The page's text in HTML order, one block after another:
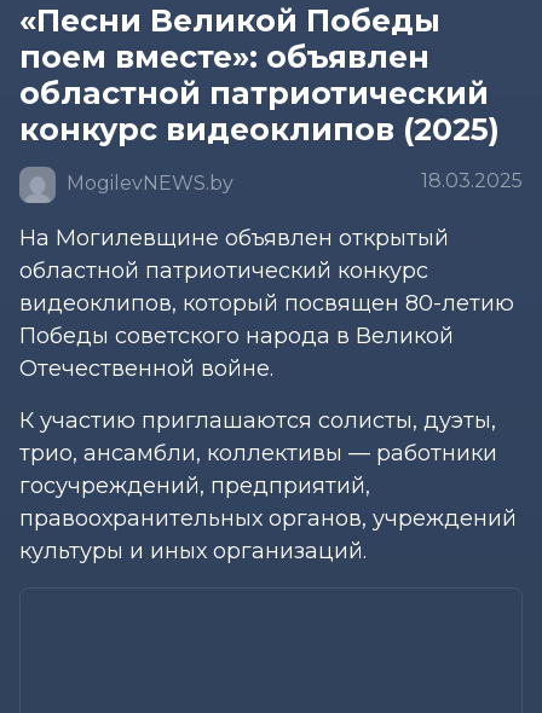
«Песни Великой Победы
поем вместе»: объявлен
областной патриотический
конкурс видеоклипов (2025)
MogilevNEWS.by 18.03.2025
На Могилевщине объявлен открытый
областной патриотический конкурс
видеоклипов, который посвящен 80-летию
Победы советского народа в Великой
Отечественной войне.
К участию приглашаются солисты, дуэты,
трио, ансамбли, коллективы — работники
госучреждений, предприятий,
правоохранительных органов, учреждений
культуры и иных организаций.